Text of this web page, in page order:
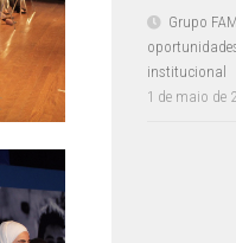
Grupo
institucional
1 de maio de